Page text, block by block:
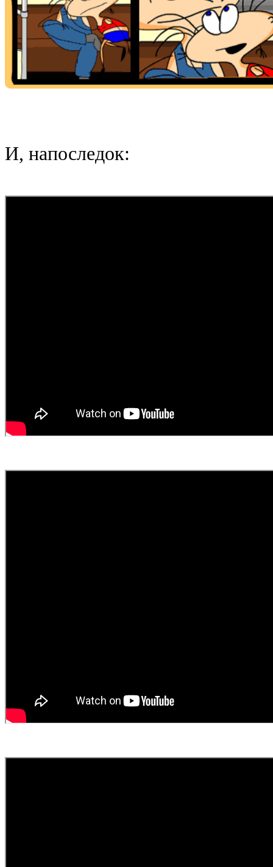
И, напоследок: